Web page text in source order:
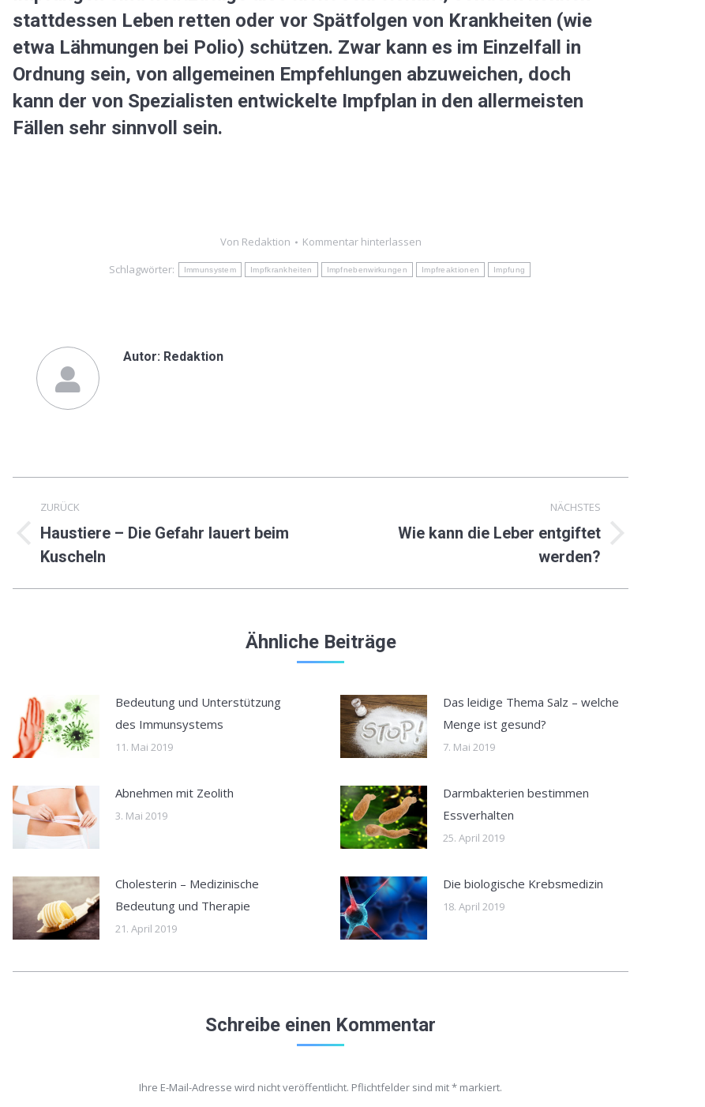
stattdessen Leben retten oder vor Spätfolgen von Krankheiten (wie
etwa Lähmungen bei Polio) schützen. Zwar kann es im Einzelfall in
Ordnung sein, von allgemeinen Empfehlungen abzuweichen, doch
kann der von Spezialisten entwickelte Impfplan in den allermeisten
Fällen sehr sinnvoll sein.
Von Redaktion
Kommentar hinterlassen
Schlagwörter:
Immunsystem Impfkrankheiten Impfnebenwirkungen Impfreaktionen Impfung
Autor: Redaktion
Kommentarnavigation
ZURÜCK
Vorheriger
Beitrag:
Haustiere – Die Gefahr lauert beim
Kuscheln
NÄCHSTES
Wie kann die Leber entgiftet
werden?
Ähnliche Beiträge
Bedeutung und Unterstützung
des Immunsystems
11. Mai 2019
Das leidige Thema Salz – welche
Menge ist gesund?
7. Mai 2019
Abnehmen mit Zeolith
3. Mai 2019
Darmbakterien bestimmen
Essverhalten
25. April 2019
Cholesterin – Medizinische
Bedeutung und Therapie
21. April 2019
Die biologische Krebsmedizin
18. April 2019
Schreibe einen Kommentar
Ihre E-Mail-Adresse wird nicht veröffentlicht. Pflichtfelder sind mit* markiert.